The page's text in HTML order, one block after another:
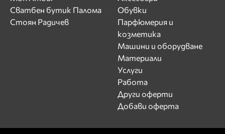
Сватбен бутик Палома
Стоян Радичев
Обувки
Парфюмерия и
козметика
Машини и оборудване
Материали
Услуги
Работа
Други оферти
Добави оферта